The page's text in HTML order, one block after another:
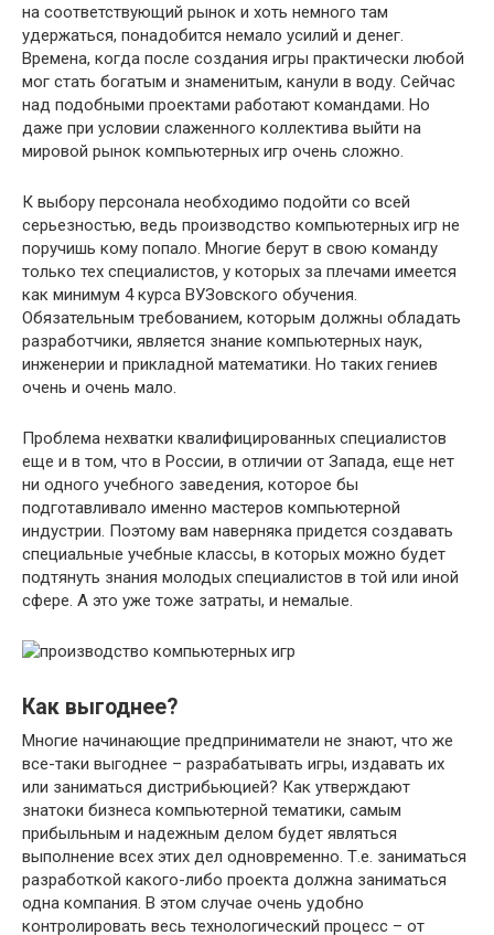
на соответствующий рынок и хоть немного там
удержаться, понадобится немало усилий и денег.
Времена, когда после создания игры практически любой
мог стать богатым и знаменитым, канули в воду. Сейчас
над подобными проектами работают командами. Но
даже при условии слаженного коллектива выйти на
мировой рынок компьютерных игр очень сложно.
К выбору персонала необходимо подойти со всей
серьезностью, ведь производство компьютерных игр не
поручишь кому попало. Многие берут в свою команду
только тех специалистов, у которых за плечами имеется
как минимум 4 курса ВУЗовского обучения.
Обязательным требованием, которым должны обладать
разработчики, является знание компьютерных наук,
инженерии и прикладной математики. Но таких гениев
очень и очень мало.
Проблема нехватки квалифицированных специалистов
еще и в том, что в России, в отличии от Запада, еще нет
ни одного учебного заведения, которое бы
подготавливало именно мастеров компьютерной
индустрии. Поэтому вам наверняка придется создавать
специальные учебные классы, в которых можно будет
подтянуть знания молодых специалистов в той или иной
сфере. А это уже тоже затраты, и немалые.
Как выгоднее?
Многие начинающие предприниматели не знают, что же
все-таки выгоднее – разрабатывать игры, издавать их
или заниматься дистрибьюцией? Как утверждают
знатоки бизнеса компьютерной тематики, самым
прибыльным и надежным делом будет являться
выполнение всех этих дел одновременно. Т.е. заниматься
разработкой какого-либо проекта должна заниматься
одна компания. В этом случае очень удобно
контролировать весь технологический процесс – от